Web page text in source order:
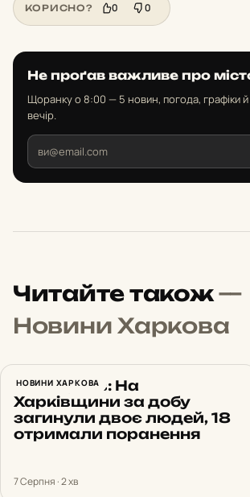
КОРИСНО? 0 0
Не проґав важливе про
Щоранку о 8:00 — 5 новин, погода, графіки
вечір.
Читайте також—
Новини Харкова
НОВИНИ ХАРКОВА
Синєгубов: На
Харківщини за добу
загинули двоє людей, 18
отримали поранення
7 Серпня · 2 хв